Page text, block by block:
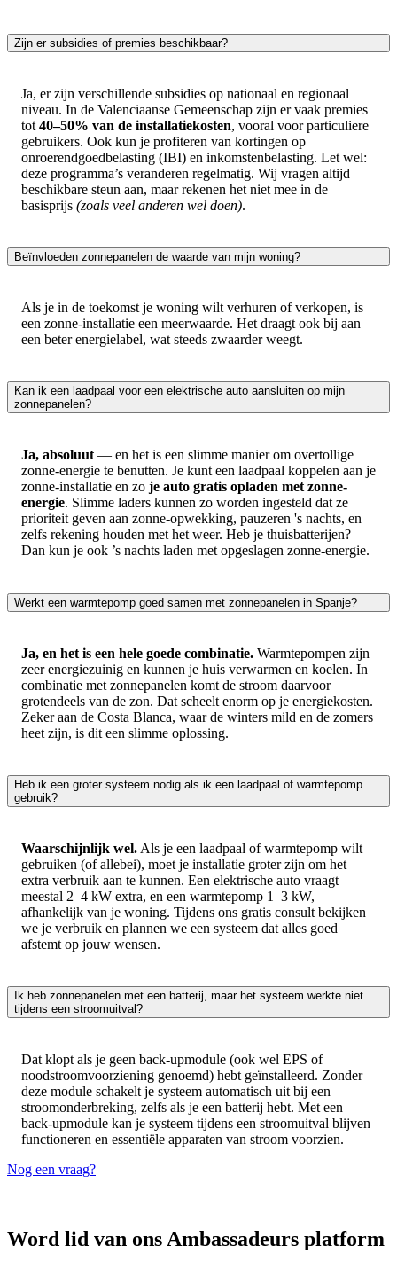
Zijn er subsidies of premies beschikbaar?
Ja, er zijn verschillende subsidies op nationaal en regionaal
niveau. In de Valenciaanse Gemeenschap zijn er vaak premies
tot 40–50% van de installatiekosten, vooral voor particuliere
gebruikers. Ook kun je profiteren van kortingen op
onroerendgoedbelasting (IBI) en inkomstenbelasting. Let wel:
deze programma’s veranderen regelmatig. Wij vragen altijd
beschikbare steun aan, maar rekenen het niet mee in de
basisprijs (zoals veel anderen wel doen).
Beïnvloeden zonnepanelen de waarde van mijn woning?
Als je in de toekomst je woning wilt verhuren of verkopen, is
een zonne-installatie een meerwaarde. Het draagt ook bij aan
een beter energielabel, wat steeds zwaarder weegt.
Kan ik een laadpaal voor een elektrische auto aansluiten op mijn
zonnepanelen?
Ja, absoluut— en het is een slimme manier om overtollige
zonne-energie te benutten. Je kunt een laadpaal koppelen aan je
zonne-installatie en zo je auto gratis opladen met zonne-
energie. Slimme laders kunnen zo worden ingesteld dat ze
prioriteit geven aan zonne-opwekking, pauzeren 's nachts, en
zelfs rekening houden met het weer. Heb je thuisbatterijen?
Dan kun je ook ’s nachts laden met opgeslagen zonne-energie.
Werkt een warmtepomp goed samen met zonnepanelen in Spanje?
Ja, en het is een hele goede combinatie. Warmtepompen zijn
zeer energiezuinig en kunnen je huis verwarmen en koelen. In
combinatie met zonnepanelen komt de stroom daarvoor
grotendeels van de zon. Dat scheelt enorm op je energiekosten.
Zeker aan de Costa Blanca, waar de winters mild en de zomers
heet zijn, is dit een slimme oplossing.
Heb ik een groter systeem nodig als ik een laadpaal of warmtepomp
gebruik?
Waarschijnlijk wel. Als je een laadpaal of warmtepomp wilt
gebruiken (of allebei), moet je installatie groter zijn om het
extra verbruik aan te kunnen. Een elektrische auto vraagt
meestal 2–4 kW extra, en een warmtepomp 1–3 kW,
afhankelijk van je woning. Tijdens ons gratis consult bekijken
we je verbruik en plannen we een systeem dat alles goed
afstemt op jouw wensen.
Ik heb zonnepanelen met een batterij, maar het systeem werkte niet
tijdens een stroomuitval?
Dat klopt als je geen back-upmodule (ook wel EPS of
noodstroomvoorziening genoemd) hebt geïnstalleerd. Zonder
deze module schakelt je systeem automatisch uit bij een
stroomonderbreking, zelfs als je een batterij hebt. Met een
back-upmodule kan je systeem tijdens een stroomuitval blijven
functioneren en essentiële apparaten van stroom voorzien.​
Nog een vraag?
Word lid van ons Ambassadeurs platform